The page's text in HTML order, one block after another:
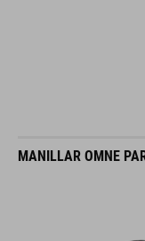
MANILLAR OMNE